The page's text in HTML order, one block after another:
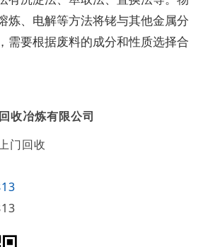
炼、电解等方法将铑与其他金属分
需要根据废料的成分和性质选择合
收冶炼有限公司
门回收